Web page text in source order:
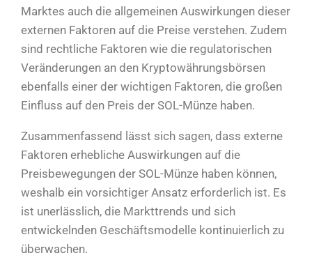
Marktes auch die allgemeinen Auswirkungen dieser
externen Faktoren auf die Preise verstehen. Zudem
sind rechtliche Faktoren wie die regulatorischen
Veränderungen an den Kryptowährungsbörsen
ebenfalls einer der wichtigen Faktoren, die großen
Einfluss auf den Preis der SOL-Münze haben.
Zusammenfassend lässt sich sagen, dass externe
Faktoren erhebliche Auswirkungen auf die
Preisbewegungen der SOL-Münze haben können,
weshalb ein vorsichtiger Ansatz erforderlich ist. Es
ist unerlässlich, die Markttrends und sich
entwickelnden Geschäftsmodelle kontinuierlich zu
überwachen.